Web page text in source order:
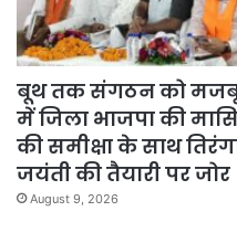
बूथ तक संगठन को
में जिला भाजपा की
की समीक्षा के साथ
जयंती की तैयारी पर जोर
August 9, 2026